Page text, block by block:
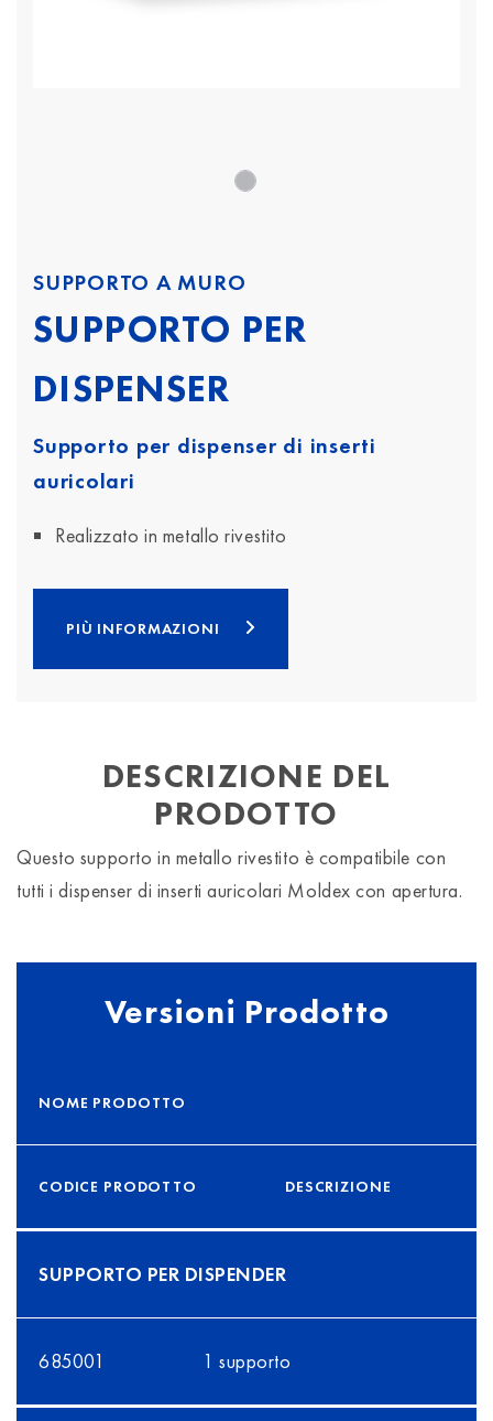
SUPPORTO A MURO
SUPPORTO PER
DISPENSER
Supporto per dispenser di inserti
auricolari
Realizzato in metallo rivestito
PIÙ INFORMAZIONI
DESCRIZIONE DEL
PRODOTTO
Questo supporto in metallo rivestito è compatibile con
tutti i dispenser di inserti auricolari Moldex con apertura.
Versioni Prodotto
NOME PRODOTTO
CODICE PRODOTTO DESCRIZIONE
SUPPORTO PER DISPENDER
685001 1 supporto